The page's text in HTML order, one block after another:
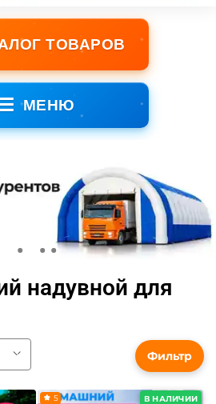
ТОВАРОВ
☰ МЕНЮ
надувной для
В НАЛИЧИИ
5
Фильтр